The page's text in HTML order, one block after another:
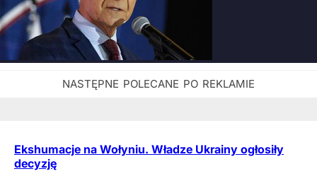
Ekshumacje na Wołyniu. Władze Ukrainy ogłosiły
decyzję